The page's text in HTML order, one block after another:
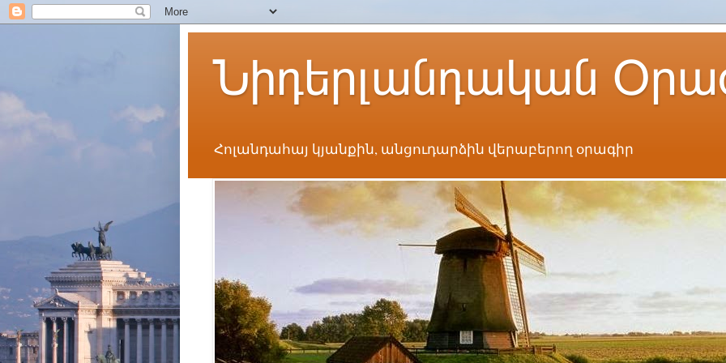
Նիդերլանդական
Հոլանդահայ կյանքին, անցուդարձին վերաբերող օրագիր